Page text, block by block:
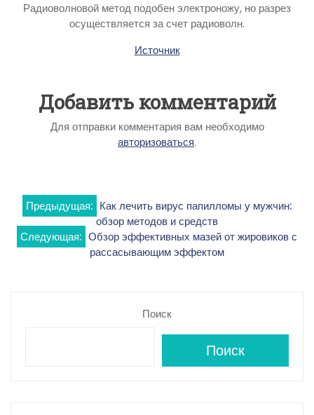
Радиоволновой метод подобен электроножу, но разрез
осуществляется за счет радиоволн.
Источник
Добавить комментарий
Для отправки комментария вам необходимо
авторизоваться.
Навигация
по
записям
Предыдущая: Как лечить вирус папилломы у мужчин:
обзор методов и средств
Следующая: Обзор эффективных мазей от жировиков с
рассасывающим эффектом
Поиск
Поиск